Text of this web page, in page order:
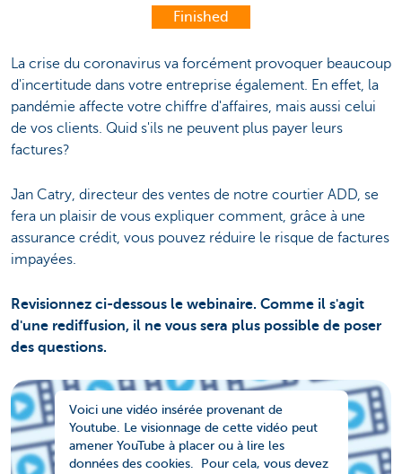
Finished
La crise du coronavirus va forcément provoquer beaucoup
d'incertitude dans votre entreprise également. En effet, la
pandémie affecte votre chiffre d'affaires, mais aussi celui
de vos clients. Quid s'ils ne peuvent plus payer leurs
factures?
Jan Catry, directeur des ventes de notre courtier ADD, se
fera un plaisir de vous expliquer comment, grâce à une
assurance crédit, vous pouvez réduire le risque de factures
impayées.
Revisionnez ci-dessous le webinaire. Comme il s'agit
d'une rediffusion, il ne vous sera plus possible de poser
des questions.
Voici une vidéo insérée provenant de
Youtube. Le visionnage de cette vidéo peut
amener YouTube à placer ou à lire les
données des cookies. Pour cela, vous devez